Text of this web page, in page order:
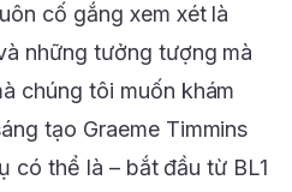
cố gắng xem xét là
những tưởng tượng mà
chúng tôi muốn khám
tạo Graeme Timmins
có thể là – bắt đầu từ BL1